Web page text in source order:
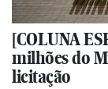
[COLUNA
milhões do
licitação